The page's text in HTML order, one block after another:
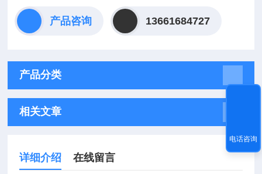
产品咨询 13661684727
产品分类
相关文章
详细介绍 在线留言
电话咨询